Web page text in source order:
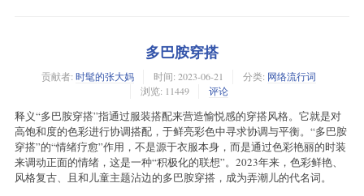
多巴胺穿搭
贡献者: 时髦的张大妈 时间: 2023-06-21 分类: 网络流行词
浏览: 11449
评论
释义“多巴胺穿搭”指通过服装搭配来营造愉悦感的穿搭风格。它就是对
高饱和度的色彩进行协调搭配，于鲜亮彩色中寻求协调与平衡。“多巴胺
穿搭”的“情绪疗愈”作用，不是源于衣服本身，而是通过色彩艳丽的时装
来调动正面的情绪，这是一种“积极化的联想”。2023年来，色彩鲜艳、
风格复古、且和儿童主题沾边的多巴胺穿搭，成为弄潮儿的代名词。